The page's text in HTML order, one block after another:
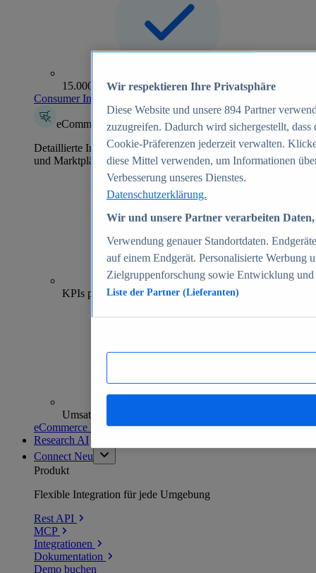
15.000+ Marken
Consumer Insights entdecken
eCommerce Insights
Detaillierte Informationen zu mehr als 39.000 Online-Shops
und Marktplätzen
70+
KPIs pro Shop
Umsatzanalysen und -prognosen
eCommerce Insights entdecken
Research AI
Connect Neu
Produkt
Flexible Integration für jede Umgebung
Rest API
MCP
Integrationen
Dokumentation
Demo buchen
Wir respektieren Ihre Privatsphäre
Diese Website und unsere 894 Partner
zuzugreifen. Dadurch wird sichergestellt,
Cookie-Präferenzen jederzeit verwalten.
diese Mittel verwenden, um Informationen
Verbesserung unseres Dienstes.
Datenschutzerklärung.
Wir und unsere Partner verarbeiten
Verwendung genauer Standortdaten.
auf einem Endgerät. Personalisierte Werbung
Zielgruppenforschung sowie Entwicklung
Liste der Partner (Lieferanten)